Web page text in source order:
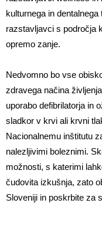
kulturnega in
razstavljavci s področja
opremo zanje.
Nedvomno bo vse
zdravega načina
uporabo defibrilatorja in
sladkor v krvi ali krvni
Nacionalnemu inštitutu
nalezljivimi boleznimi.
možnosti, s katerimi
čudovita izkušnja, zato
Sloveniji in poskrbite za